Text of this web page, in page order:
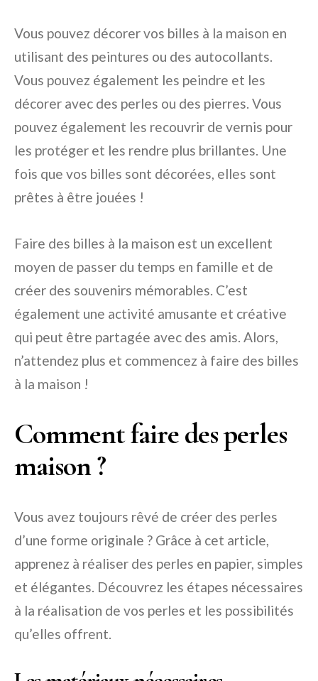
Vous pouvez décorer vos billes à la maison en
utilisant des peintures ou des autocollants.
Vous pouvez également les peindre et les
décorer avec des perles ou des pierres. Vous
pouvez également les recouvrir de vernis pour
les protéger et les rendre plus brillantes. Une
fois que vos billes sont décorées, elles sont
prêtes à être jouées !
Faire des billes à la maison est un excellent
moyen de passer du temps en famille et de
créer des souvenirs mémorables. C’est
également une activité amusante et créative
qui peut être partagée avec des amis. Alors,
n’attendez plus et commencez à faire des billes
à la maison !
Comment faire des perles
maison ?
Vous avez toujours rêvé de créer des perles
d’une forme originale ? Grâce à cet article,
apprenez à réaliser des perles en papier, simples
et élégantes. Découvrez les étapes nécessaires
à la réalisation de vos perles et les possibilités
qu’elles offrent.